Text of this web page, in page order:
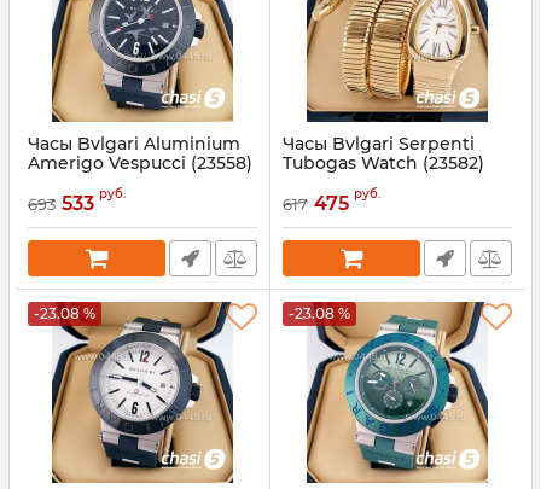
Часы Bvlgari Aluminium
Amerigo Vespucci (23558)
23558
693 533 руб.
Часы Bvlgari Serpenti
Tubogas Watch (23582)
23582
617 475 руб.
-23.08 % -23.08 %